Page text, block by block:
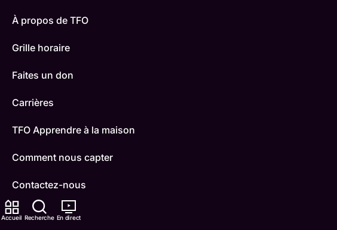
Accueil Recherche En direct
À propos de TFO
Grille horaire
Faites un don
Carrières
TFO Apprendre à la maison
Comment nous capter
Contactez-nous
ONFR